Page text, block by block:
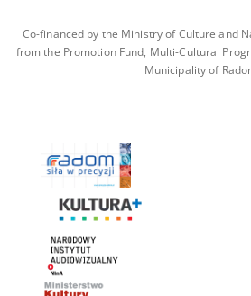
Co-financed by the Ministry of Culture and
from the Promotion Fund, Multi-Cultural
Municipality of